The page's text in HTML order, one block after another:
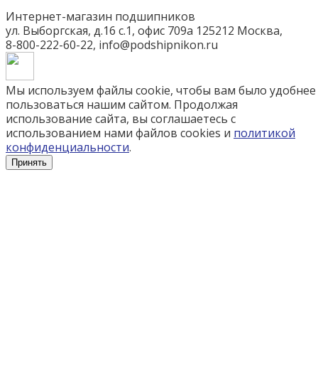
Интернет-магазин подшипников
ул. Выборгская, д.16 с.1, офис 709а 125212 Москва,
8-800-222-60-22, info@podshipnikon.ru
Мы используем файлы cookie, чтобы вам было удобнее
пользоваться нашим сайтом. Продолжая
использование сайта, вы соглашаетесь c
использованием нами файлов cookies и политикой
конфиденциальности.
Принять